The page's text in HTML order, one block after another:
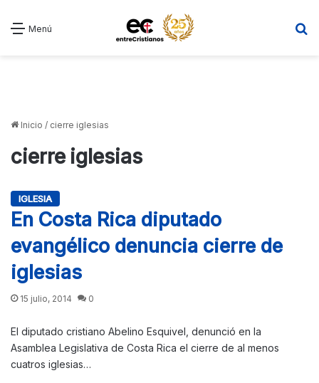
Menú
Inicio / cierre iglesias
cierre iglesias
IGLESIA
En Costa Rica diputado
evangélico denuncia cierre de
iglesias
15 julio, 2014 0
El diputado cristiano Abelino Esquivel, denunció en la
Asamblea Legislativa de Costa Rica el cierre de al menos
cuatros iglesias…